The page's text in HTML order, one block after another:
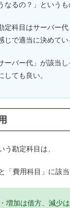
なるの？」というも
定科目はサーバー
じで適当に決めてい
ーバー代」が該当
しても良い。
う勘定科目は、
「費用科目」に該当
増加は借方、減少